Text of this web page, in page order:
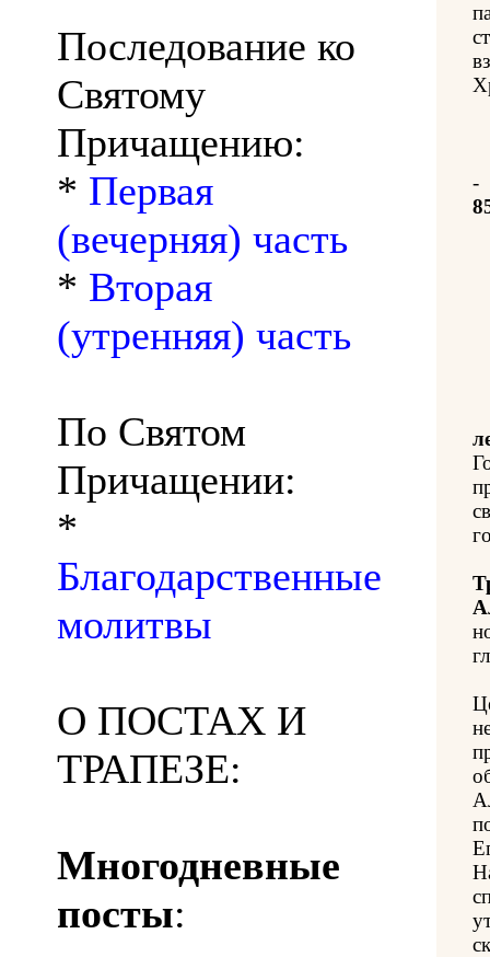
Последование ко
Святому
Причащению:
* Первая
(вечерняя) часть
* Вторая
(утренняя) часть
По Святом
Причащении:
*
Благодарственные
молитвы
О ПОСТАХ И
ТРАПЕЗЕ:
Многодневные
посты:
-